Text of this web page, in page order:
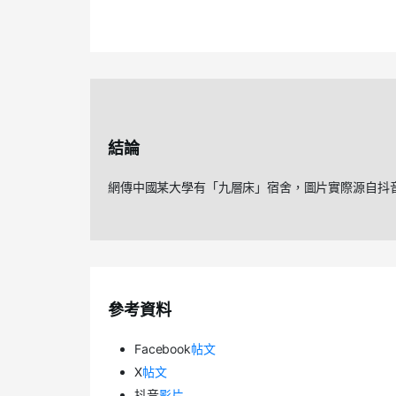
結論
網傳中國某大學有「九層床」宿舍，圖片實際源自抖
參考資料
Facebook帖文
X帖文